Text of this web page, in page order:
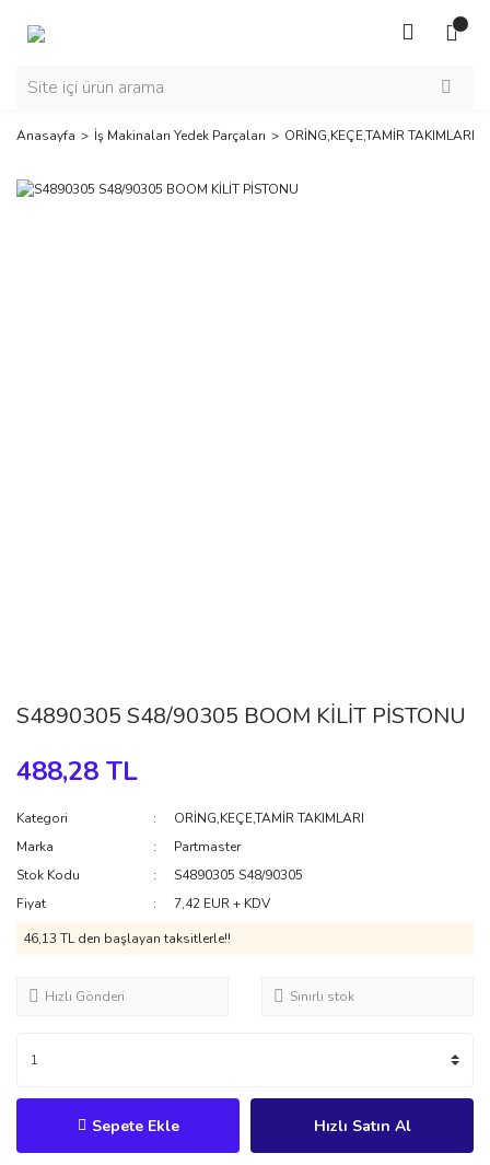
Anasayfa İş Makinaları Yedek Parçaları ORİNG,KEÇE,TAMİR TAKIMLARI
S4890305 S48/90305 BOOM KİLİT PİSTONU
488,28 TL
Kategori
ORİNG,KEÇE,TAMİR TAKIMLARI
Marka
Partmaster
Stok Kodu
S4890305 S48/90305
Fiyat
7,42 EUR + KDV
46,13 TL den başlayan taksitlerle!!
Hızlı Gönderi Sınırlı stok
Sepete Ekle Hızlı Satın Al